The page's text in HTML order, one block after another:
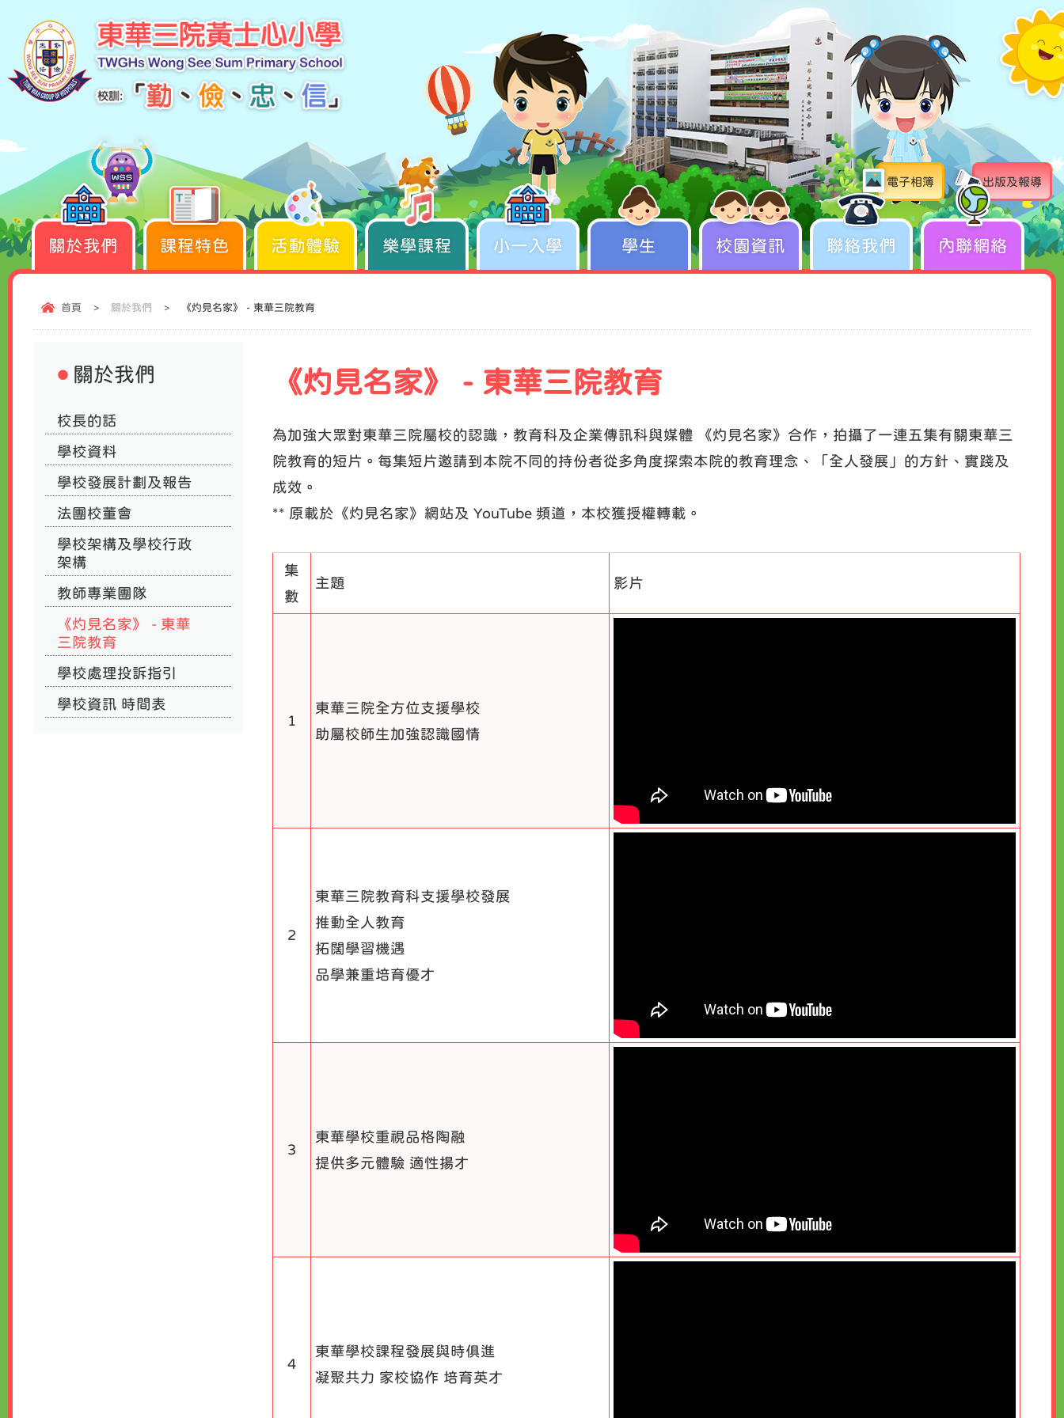
電子相簿 出版及報導
關於我們 課程特色 活動體驗 樂學課程 學生成長 學生 校園資訊 聯絡我們 內聯網絡
小一入學
首頁 > 關於我們 > 《灼見名家》 - 東華三院教育
《灼見名家》 - 東華三院教育
為加強大眾對東華三院屬校的認識，教育科及企業傳訊科與媒體 《灼見名家》合作，拍攝了一連五集有關東華三
院教育的短片。每集短片邀請到本院不同的持份者從多角度探索本院的教育理念、「全人發展」的方針、實踐及
成效。
** 原載於《灼見名家》網站及 YouTube 頻道，本校獲授權轉載。
集
數
主題 影片
1
東華三院全方位支援學校
助屬校師生加強認識國情
2
東華三院教育科支援學校發展
推動全人教育
拓闊學習機遇
品學兼重培育優才
3
東華學校重視品格陶融
提供多元體驗 適性揚才
4
東華學校課程發展與時俱進
凝聚共力 家校協作 培育英才
關於我們
校長的話
學校資料
學校發展計劃及報告
法團校董會
學校架構及學校行政
架構
教師專業團隊
《灼見名家》 - 東華
三院教育
學校處理投訴指引
學校資訊 時間表